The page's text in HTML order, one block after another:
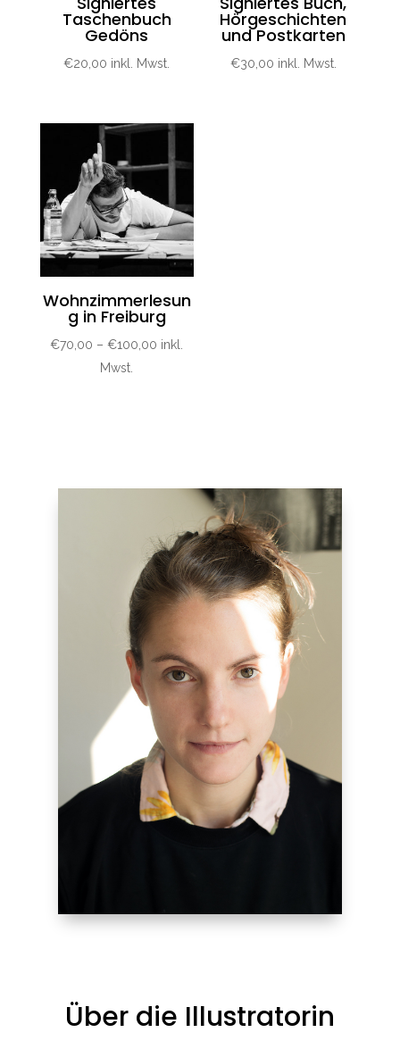
Taschenbuch
Gedöns
€20,00 inkl. Mwst.
Hörgeschichten
und Postkarten
€30,00 inkl. Mwst.
Wohnzimmerlesun
g in Freiburg
€70,00 –€100,00 inkl.
Mwst.
Über die Illustratorin